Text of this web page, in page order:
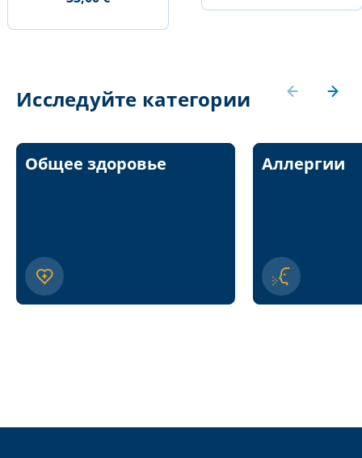
Исследуйте категории
Общее здоровье Аллергии